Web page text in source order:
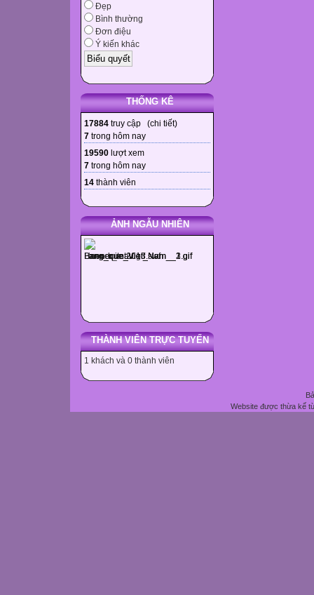
Đẹp
Bình thường
Đơn điệu
Ý kiến khác
THỐNG KÊ
17884 truy cập (chi tiết)
7 trong hôm nay
19590 lượt xem
7 trong hôm nay
14 thành viên
ẢNH NGẪU NHIÊN
THÀNH VIÊN TRỰC TUYẾN
1 khách và 0 thành viên
Website được thừa kế